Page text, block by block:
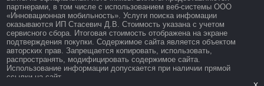
партнерами, в том числе с использованием веб-системы ООО
«Инновационная мобильность». Услуги поиска инфомации
оказываются ИП Стасевич Д.В. Стоимость указана с учетом
сервисного сбора. Итоговая стоимость отображена на экране
подтверждения покупки. Содержимое сайта является объектом
авторских прав. Запрещается копировать, использовать,
распространять, модифицировать содержимое сайта.
Использование информации допускается при наличии прямой
ссылки на сайт.